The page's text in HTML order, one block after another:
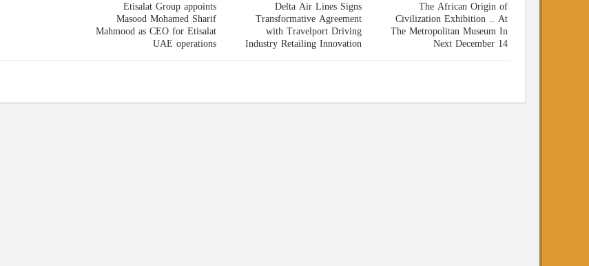
The African Origin of
Civilization Exhibition .. At
The Metropolitan Museum In
Next December 14
Delta Air Lines Signs
Transformative Agreement
with Travelport Driving
Industry Retailing Innovation
Etisalat Group appoints
Masood Mohamed Sharif
Mahmood as CEO for Etisalat
UAE operations